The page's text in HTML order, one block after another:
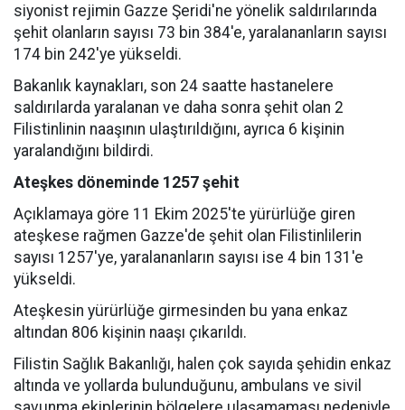
siyonist rejimin Gazze Şeridi'ne yönelik saldırılarında
şehit olanların sayısı 73 bin 384'e, yaralananların sayısı
174 bin 242'ye yükseldi.
Bakanlık kaynakları, son 24 saatte hastanelere
saldırılarda yaralanan ve daha sonra şehit olan 2
Filistinlinin naaşının ulaştırıldığını, ayrıca 6 kişinin
yaralandığını bildirdi.
Ateşkes döneminde 1257 şehit
Açıklamaya göre 11 Ekim 2025'te yürürlüğe giren
ateşkese rağmen Gazze'de şehit olan Filistinlilerin
sayısı 1257'ye, yaralananların sayısı ise 4 bin 131'e
yükseldi.
Ateşkesin yürürlüğe girmesinden bu yana enkaz
altından 806 kişinin naaşı çıkarıldı.
Filistin Sağlık Bakanlığı, halen çok sayıda şehidin enkaz
altında ve yollarda bulunduğunu, ambulans ve sivil